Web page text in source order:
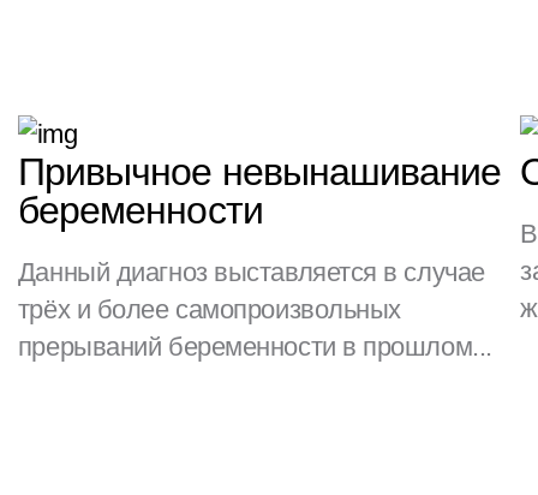
Привычное невынашивание
беременности
Данный диагноз выставляется в случае
трёх и более самопроизвольных
прерываний беременности в прошлом...